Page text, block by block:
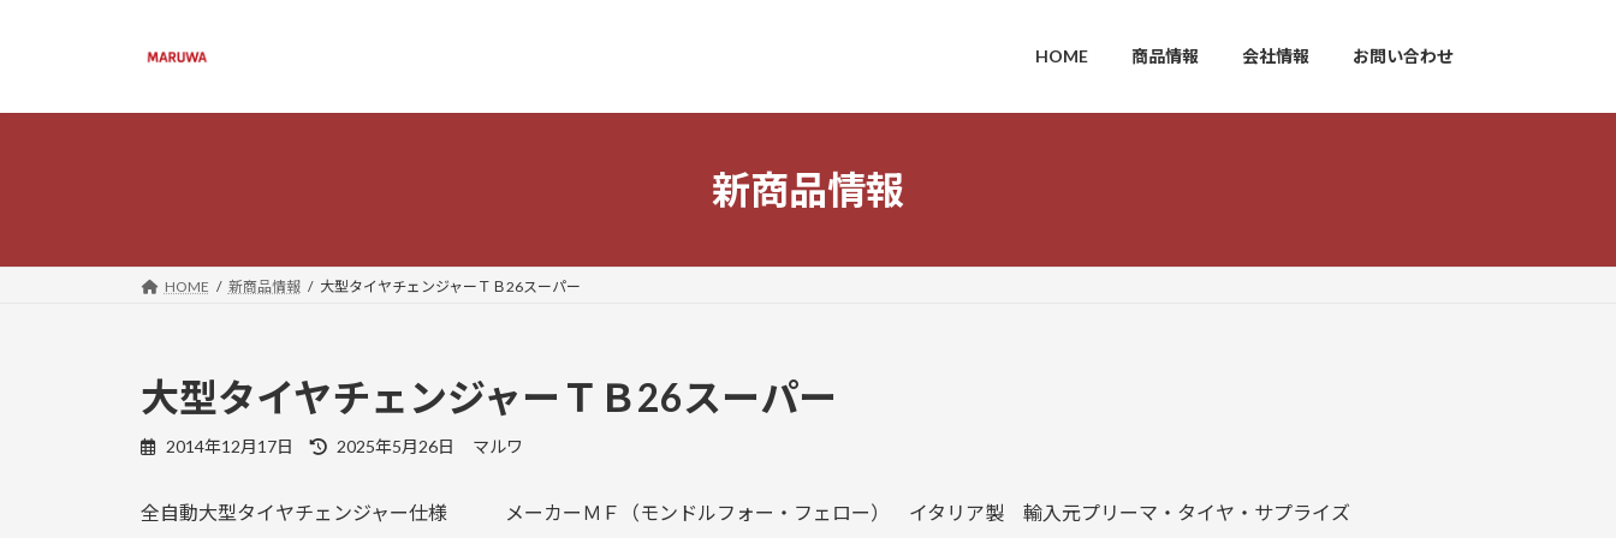
プ
動
HOME 商品情報 会社情報 お問い合わせ
新商品情報
HOME 新商品情報 大型タイヤチェンジャーＴＢ26スーパー
大型タイヤチェンジャーＴＢ26スーパー
2014年12月17日
最
新
2025年5月26日 マルワ
全自動大型タイヤチェンジャー仕様 メーカーＭＦ（モンドルフォー・フェロー） イタリア製 輸入元プリーマ・タイヤ・サプライズ